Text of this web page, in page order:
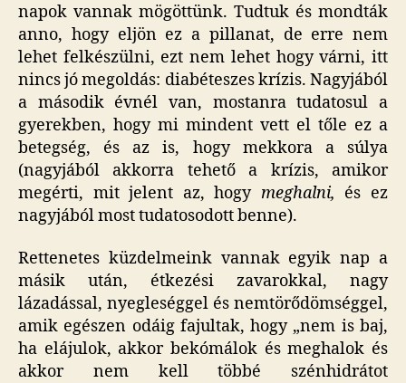
napok vannak mögöttünk. Tudtuk és mondták
anno, hogy eljön ez a pillanat, de erre nem
lehet felkészülni, ezt nem lehet hogy várni, itt
nincs jó megoldás: diabéteszes krízis. Nagyjából
a második évnél van, mostanra tudatosul a
gyerekben, hogy mi mindent vett el tőle ez a
betegség, és az is, hogy mekkora a súlya
(nagyjából akkorra tehető a krízis, amikor
megérti, mit jelent az, hogy meghalni, és ez
nagyjából most tudatosodott benne).
Rettenetes küzdelmeink vannak egyik nap a
másik után, étkezési zavarokkal, nagy
lázadással, nyegleséggel és nemtörődömséggel,
amik egészen odáig fajultak, hogy „nem is baj,
ha elájulok, akkor bekómálok és meghalok és
akkor nem kell többé szénhidrátot